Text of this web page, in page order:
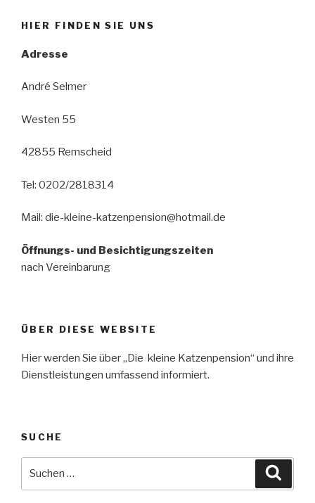
HIER FINDEN SIE UNS
Adresse
André Selmer
Westen 55
42855 Remscheid
Tel: 0202/2818314
Mail: die-kleine-katzenpension@hotmail.de
Öffnungs- und Besichtigungszeiten
nach Vereinbarung
ÜBER DIESE WEBSITE
Hier werden Sie über „Die kleine Katzenpension“ und ihre
Dienstleistungen umfassend informiert.
SUCHE